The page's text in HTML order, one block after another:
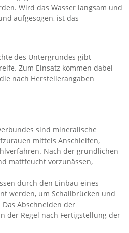
Wird das Wasser langsam und
aufgesogen, ist das
des Untergrundes gibt
Zum Einsatz kommen dabei
nach Herstellerangaben
sind mineralische
mittels Anschleifen,
Nach der gründlichen
mattfeucht vorzunässen,
durch den Einbau eines
werden, um Schallbrücken und
Abschneiden der
der Regel nach Fertigstellung der